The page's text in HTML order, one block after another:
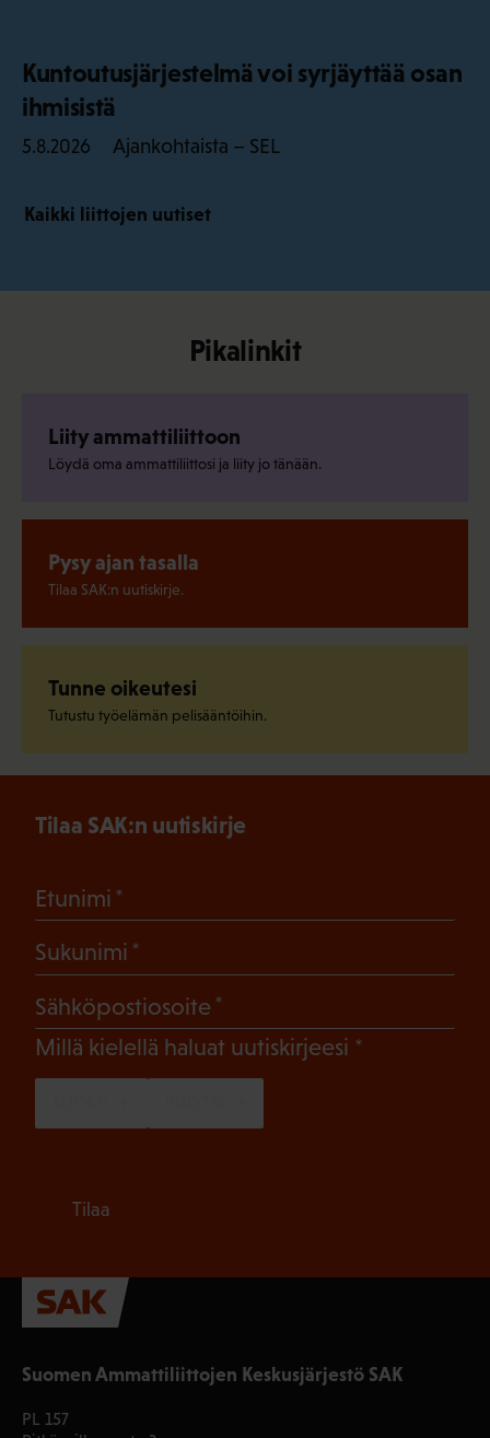
Kuntoutusjärjestelmä voi syrjäyttää osan
ihmisistä
5.8.2026 Ajankohtaista – SEL
Kaikki liittojen uutiset
Pikalinkit
Liity ammattiliittoon
Löydä oma ammattiliittosi ja liity jo tänään.
Pysy ajan tasalla
Tilaa SAK:n uutiskirje.
Tunne oikeutesi
Tutustu työelämän pelisääntöihin.
Suomen Ammattiliittojen Keskusjärjestö SAK
PL 157
Tilaa SAK:n uutiskirje
Etunimi
Sukunimi
Sähköpostiosoite
Millä kielellä haluat uutiskirjeesi (Pakollinen)
Tilaa